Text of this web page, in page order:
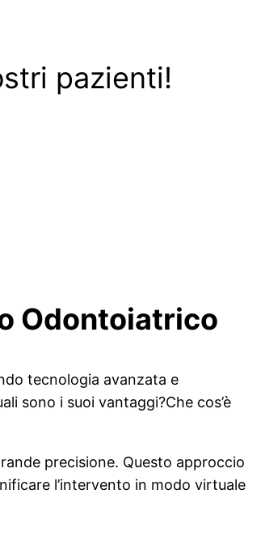
pazienti!
Odontoiatrico
tecnologia avanzata e
sono i suoi vantaggi?Che cos’è
precisione. Questo approccio
l’intervento in modo virtuale